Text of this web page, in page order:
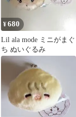
¥680
Lil ala mode ミニがまぐ
ち ぬいぐるみ